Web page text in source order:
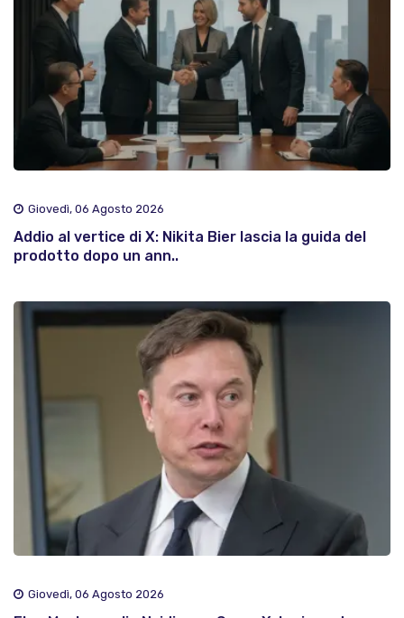
Giovedì, 06 Agosto 2026
Addio al vertice di X: Nikita Bier lascia la guida del
prodotto dopo un ann..
Giovedì, 06 Agosto 2026